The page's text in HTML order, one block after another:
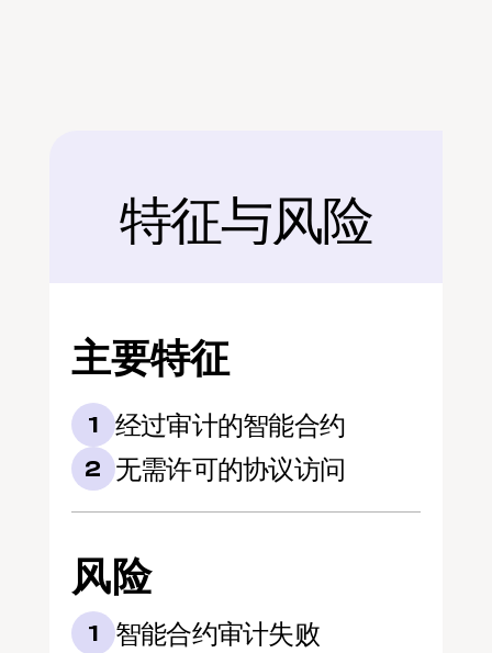
后面
特征与风险
主要特征
1 经过审计的智能合约
2 无需许可的协议访问
风险
1 智能合约审计失败